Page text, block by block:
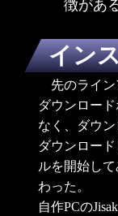
徴があ
イン
先のライ
ダウンロー
なく、ダウン
ダウンロー
ルを開始し
わった。
自作PCの